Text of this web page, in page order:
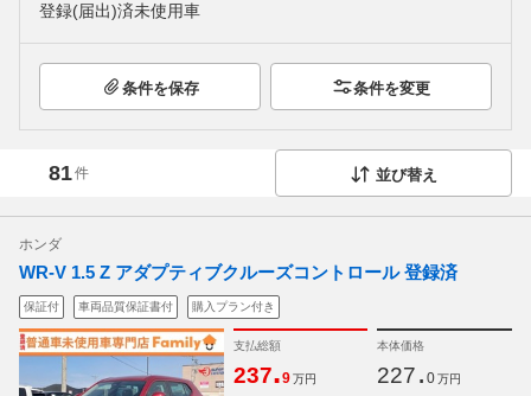
登録(届出)済未使用車
条件を保存 条件を変更
81件 並び替え
ホンダ
WR-V 1.5 Z アダプティブクルーズコントロール 登録済
保証付 車両品質保証書付 購入プラン付き
支払総額
237.9 万円
本体価格
227. 0 万円